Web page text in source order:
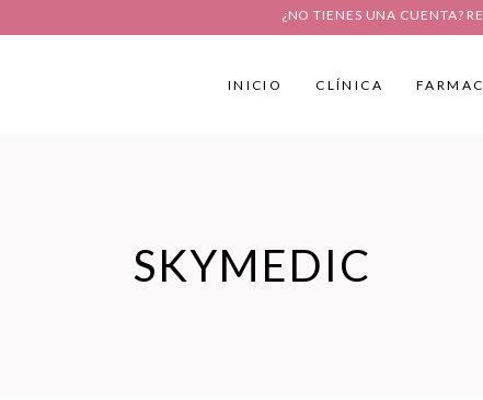
¿NO TIENES UNA CUENTA?
INICIO CLÍNICA
SKYMEDIC